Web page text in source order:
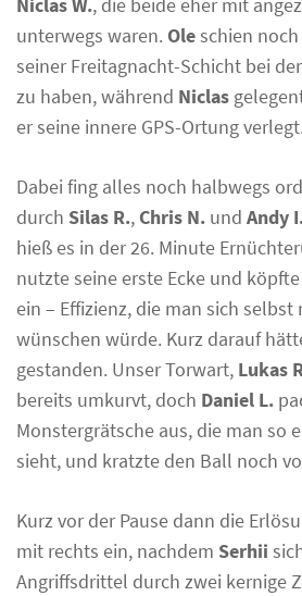
unterwegs waren. Oleschien
seiner Freitagnacht-Schicht bei
zu haben, während Niclas
er seine innere GPS-Ortung verlegt.
Dabei fing alles noch halbwegs
durch Silas R., Chris N. und Andy
hieß es in der 26. Minute
nutzte seine erste Ecke und
ein – Effizienz, die man sich selbst
wünschen würde. Kurz darauf
gestanden. Unser Torwart, Lukas
bereits umkurvt, doch Daniel L.
Monstergrätsche aus, die man so
sieht, und kratzte den Ball noch
Kurz vor der Pause dann die
mit rechts ein, nachdem Serhii
Angriffsdrittel durch zwei kernige